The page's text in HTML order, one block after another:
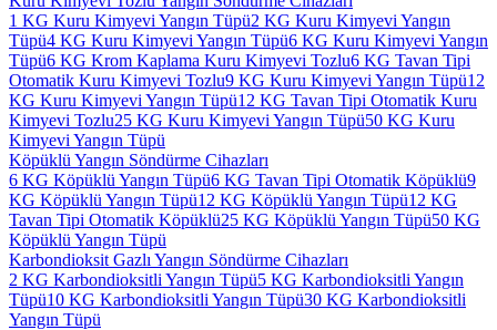
1 KG Kuru Kimyevi Yangın Tüpü2 KG Kuru Kimyevi Yangın
Tüpü4 KG Kuru Kimyevi Yangın Tüpü6 KG Kuru Kimyevi Yangın
Tüpü6 KG Krom Kaplama Kuru Kimyevi Tozlu6 KG Tavan Tipi
Otomatik Kuru Kimyevi Tozlu9 KG Kuru Kimyevi Yangın Tüpü12
KG Kuru Kimyevi Yangın Tüpü12 KG Tavan Tipi Otomatik Kuru
Kimyevi Tozlu25 KG Kuru Kimyevi Yangın Tüpü50 KG Kuru
Kimyevi Yangın Tüpü
Köpüklü Yangın Söndürme Cihazları
6 KG Köpüklü Yangın Tüpü6 KG Tavan Tipi Otomatik Köpüklü9
KG Köpüklü Yangın Tüpü12 KG Köpüklü Yangın Tüpü12 KG
Tavan Tipi Otomatik Köpüklü25 KG Köpüklü Yangın Tüpü50 KG
Köpüklü Yangın Tüpü
Karbondioksit Gazlı Yangın Söndürme Cihazları
2 KG Karbondioksitli Yangın Tüpü5 KG Karbondioksitli Yangın
Tüpü10 KG Karbondioksitli Yangın Tüpü30 KG Karbondioksitli
Yangın Tüpü